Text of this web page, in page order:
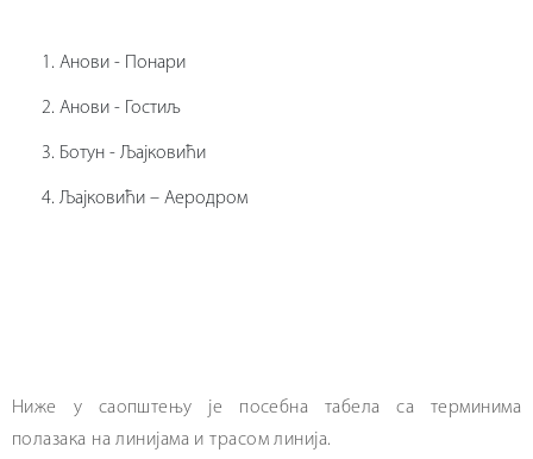
Анови - Понари
Анови - Гостиљ
Ботун - Љајковићи
Љајковићи – Аеродром
Ниже у саопштењу је посебна табела са терминима
полазака на линијама и трасом линија.